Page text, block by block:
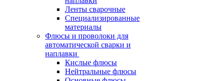
Ленты сварочные
Специализированные
материалы
Флюсы и проволоки для
автоматической сварки и
наплавки
Кислые флюсы
Нейтральные флюсы